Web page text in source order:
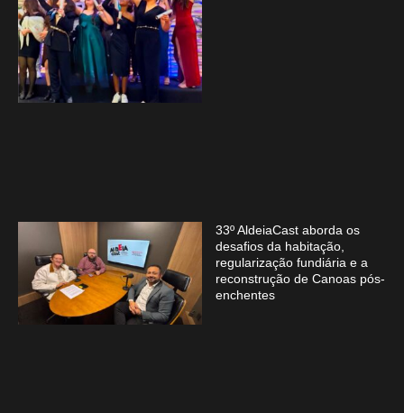
33º AldeiaCast aborda os
desafios da habitação,
regularização fundiária e a
reconstrução de Canoas pós-
enchentes